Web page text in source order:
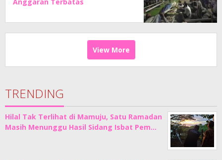
View More
TRENDING
Hilal Tak Terlihat di Mamuju, Satu Ramadan
Masih Menunggu Hasil Sidang Isbat Pem…